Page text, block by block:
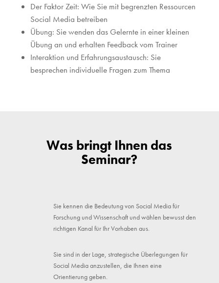
Der Faktor Zeit: Wie Sie mit begrenzten Ressourcen
Social Media betreiben
Übung: Sie wenden das Gelernte in einer kleinen
Übung an und erhalten Feedback vom Trainer
Interaktion und Erfahrungsaustausch: Sie
besprechen individuelle Fragen zum Thema
Was bringt Ihnen das
Seminar?
Sie kennen die Bedeutung von Social Media für
Forschung und Wissenschaft und wählen bewusst den
richtigen Kanal für Ihr Vorhaben aus.
Sie sind in der Lage, strategische Überlegungen für
Social Media anzustellen, die Ihnen eine
Orientierung geben.